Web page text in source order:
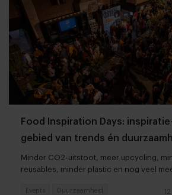
Food Inspiration Days:
gebied van trends én
Minder CO2-uitstoot, meer upcycling,
reusables, minder plastic en nog veel
Events Duurzaamheid